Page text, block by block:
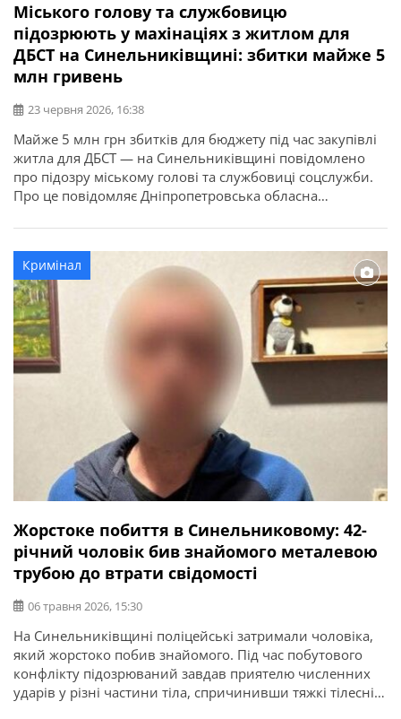
Міського голову та службовицю
підозрюють у махінаціях з житлом для
ДБСТ на Синельниківщині: збитки майже 5
млн гривень
23 червня 2026, 16:38
Майже 5 млн грн збитків для бюджету під час закупівлі
житла для ДБСТ — на Синельниківщині повідомлено
про підозру міському голові та службовиці соцслужби.
Про це повідомляє Дніпропетровська обласна
для дитячого будинку сімейного типу в
Синельниківському районі за завищеною вартістю та
такого, що не відповідало встановленим вимогам.
Серед підозрюваних […]
Кримінал
Жорстоке побиття в Синельниковому: 42-
річний чоловік бив знайомого металевою
трубою до втрати свідомості
06 травня 2026, 15:30
На Синельниківщині поліцейські затримали чоловіка,
який жорстоко побив знайомого. Під час побутового
конфлікту підозрюваний завдав приятелю численних
ударів у різні частини тіла, спричинивши тяжкі тілесні